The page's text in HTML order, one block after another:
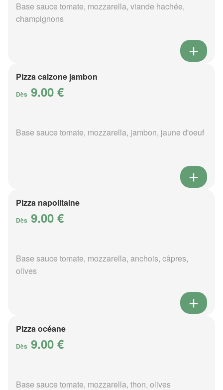
Base sauce tomate, mozzarella, viande hachée,
champignons
Pizza calzone jambon
Dès 9.00 €
Base sauce tomate, mozzarella, jambon, jaune d'oeuf
Pizza napolitaine
Dès 9.00 €
Base sauce tomate, mozzarella, anchois, câpres,
olives
Pizza océane
Dès 9.00 €
Base sauce tomate, mozzarella, thon, olives